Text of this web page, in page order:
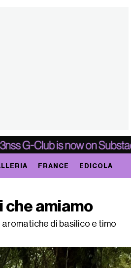
FRANCE EDICOLA
che amiamo
di basilico e timo